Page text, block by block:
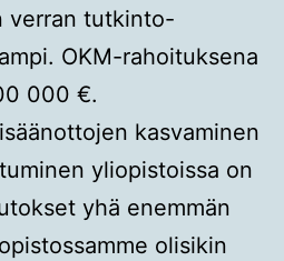
verran tutkinto-
OKM-rahoituksena
000 €.
kasvaminen
yliopistoissa on
yhä enemmän
olisikin